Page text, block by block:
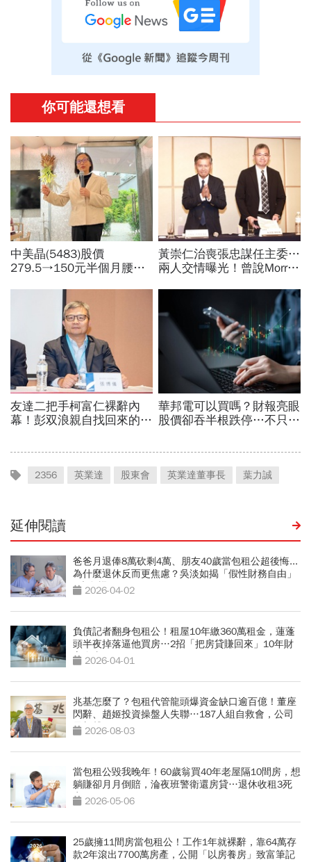
2356 英業達 股東會 英業達董事長 葉力誠
延伸閱讀
爸爸月退俸8萬砍剩4萬、朋友40歲當包租公超後悔...
為什麼退休反而更焦慮？吳淡如揭「假性財務自由」
5大危機
2026-04-02
負債記者翻身包租公！租屋10年繳360萬租金，蓮蓬
頭半夜掉落逼他買房…2招「把房貸賺回來」10年財
富自由
2026-04-01
兆基怎麼了？包租代管龍頭爆資金缺口逾百億！董座
閃辭、趙姬投資操盤人失聯…187人組自救會，公司
最新聲明
2026-08-03
當包租公毀我晚年！60歲翁買40年老屋隔10間房，想
躺賺卻月月倒賠，淪夜班警衛還房貸…退休收租3死
穴 2026-05-06
25歲擁11間房當包租公！工作1年就裸辭，靠64萬存
款2年滾出7700萬房產，公開「以房養房」致富筆記